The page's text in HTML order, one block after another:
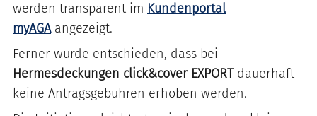
werden transparent im Kundenportal
myAGAangezeigt.
Ferner wurde entschieden, dass bei
Hermesdeckungen click&cover EXPORTdauerhaft
keine Antragsgebühren erhoben werden.